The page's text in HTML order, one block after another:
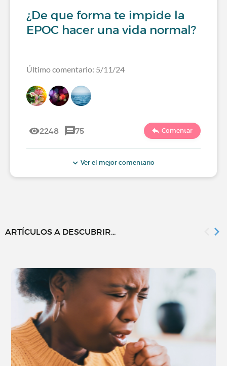
¿De que forma te impide la
EPOC hacer una vida normal?
Último comentario: 5/11/24
2248 75 Comentar
Ver el mejor comentario
ARTÍCULOS A DESCUBRIR...